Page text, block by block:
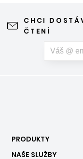
CHCI
ČTENÍ
PRODUKTY
NAŠE SLUŽBY